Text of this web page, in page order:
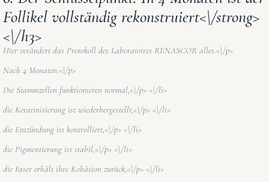
Follikel vollständig rekonstruiert<\/strong>
<\/h3>
Hier verändert das Protokoll des Laboratoires RENASCOR alles.<\/p>
Nach 4 Monaten:<\/p>
Die Stammzellen funktionieren normal,<\/p> <\/li>
die Keratinisierung ist wiederhergestellt,<\/p> <\/li>
die Entzündung ist kontrolliert,<\/p> <\/li>
die Pigmentierung ist stabil,<\/p> <\/li>
die Faser erhält ihre Kohäsion zurück,<\/p> <\/li>